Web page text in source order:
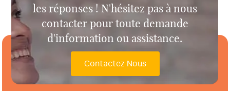
les réponses ! N'hésitez pas à nous
contacter pour toute demande
d'information ou assistance.
Contactez Nous